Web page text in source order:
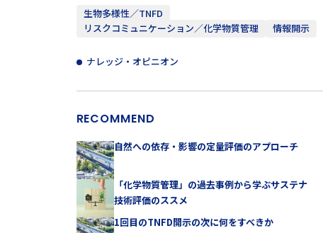
生物多様性／TNFD
リスクコミュニケーション／化学物質管理
情報開示
ナレッジ・オピニオン
RECOMMEND
自然への依存・影響の定量評価のアプローチ
「化学物質管理」の過去事例から学ぶサステナ
技術評価のススメ
1回目のTNFD開示の次に何をすべきか